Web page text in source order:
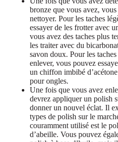
bronze que vous avez,
nettoyer. Pour les taches
essayer de les frotter avec
vous avez des taches plus
les traiter avec du
savon doux. Pour les
enlever, vous pouvez
un chiffon imbibé
pour ongles.
Une fois que vous avez
devrez appliquer un polish
donner un nouvel éclat. Il
types de polish sur le
couramment utilisé est le
d’abeille. Vous pouvez